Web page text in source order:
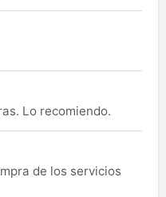
Lo recomiendo.
de los servicios